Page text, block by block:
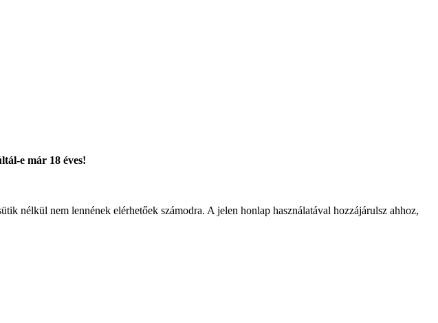
e már 18 éves!
nélkül nem lennének elérhetőek számodra. A jelen honlap használatával hozzájárulsz ahhoz,